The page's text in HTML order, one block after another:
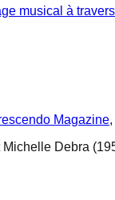
musical à
Magazine
Debra